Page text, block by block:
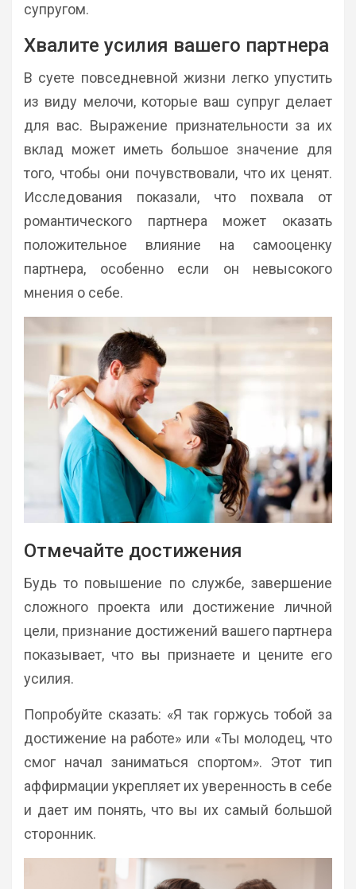
супругом.
Хвалите усилия вашего партнера
В суете повседневной жизни легко упустить
из виду мелочи, которые ваш супруг делает
для вас. Выражение признательности за их
вклад может иметь большое значение для
того, чтобы они почувствовали, что их ценят.
Исследования показали, что похвала от
романтического партнера может оказать
положительное влияние на самооценку
партнера, особенно если он невысокого
мнения о себе.
Отмечайте достижения
Будь то повышение по службе, завершение
сложного проекта или достижение личной
цели, признание достижений вашего партнера
показывает, что вы признаете и цените его
усилия.
Попробуйте сказать: «Я так горжусь тобой за
достижение на работе» или «Ты молодец, что
смог начал заниматься спортом». Этот тип
аффирмации укрепляет их уверенность в себе
и дает им понять, что вы их самый большой
сторонник.